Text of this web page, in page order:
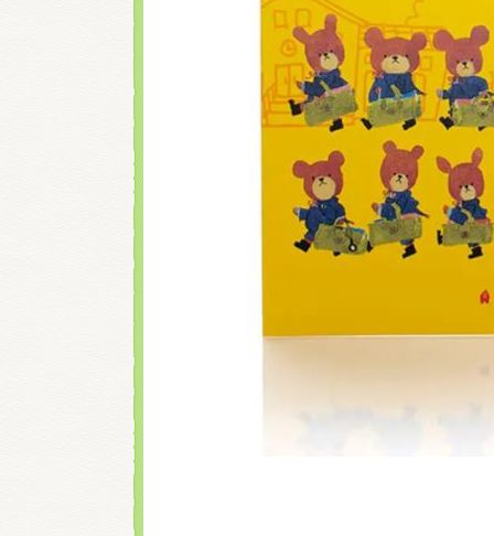
チア ジャッキーズ！
くまのがっこう しょ
くまのがっこう 家庭科